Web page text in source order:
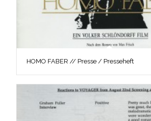
HOMO FABER // Presse / Presseheft